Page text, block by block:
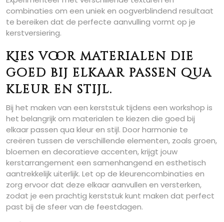
combinaties om een uniek en oogverblindend resultaat
te bereiken dat de perfecte aanvulling vormt op je
kerstversiering.
Kies voor materialen die
goed bij elkaar passen qua
kleur en stijl.
Bij het maken van een kerststuk tijdens een workshop is
het belangrijk om materialen te kiezen die goed bij
elkaar passen qua kleur en stijl. Door harmonie te
creëren tussen de verschillende elementen, zoals groen,
bloemen en decoratieve accenten, krijgt jouw
kerstarrangement een samenhangend en esthetisch
aantrekkelijk uiterlijk. Let op de kleurencombinaties en
zorg ervoor dat deze elkaar aanvullen en versterken,
zodat je een prachtig kerststuk kunt maken dat perfect
past bij de sfeer van de feestdagen.